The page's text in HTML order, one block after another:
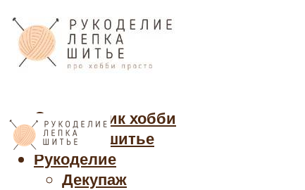
Cправочник хобби
Кройка и шитье
Рукоделие
Декупаж